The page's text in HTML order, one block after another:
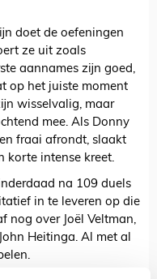
doet de oefeningen
ze uit zoals
aannames zijn goed,
op het juiste moment
wisselvalig, maar
mee. Als Donny
fraai afrondt, slaakt
korte intense kreet.
na 109 duels
in te leveren op die
nog over Joël Veltman,
Heitinga. Al met al